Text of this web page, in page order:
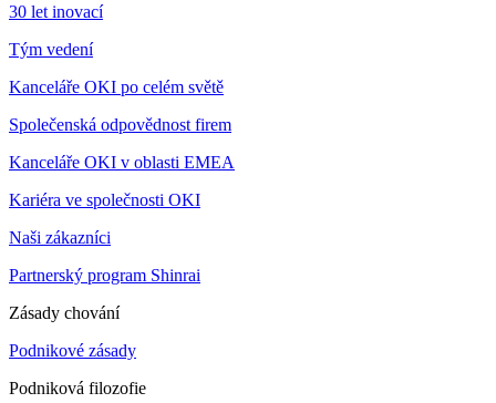
30 let inovací
Tým vedení
Kanceláře OKI po celém světě
Společenská odpovědnost firem
Kanceláře OKI v oblasti EMEA
Kariéra ve společnosti OKI
Naši zákazníci
Partnerský program Shinrai
Zásady chování
Podnikové zásady
Podniková filozofie